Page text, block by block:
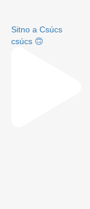
Sitno a Csúcs
csúcs 🙃